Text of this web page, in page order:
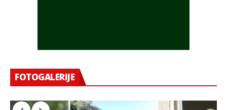
FOTOGALERIJE